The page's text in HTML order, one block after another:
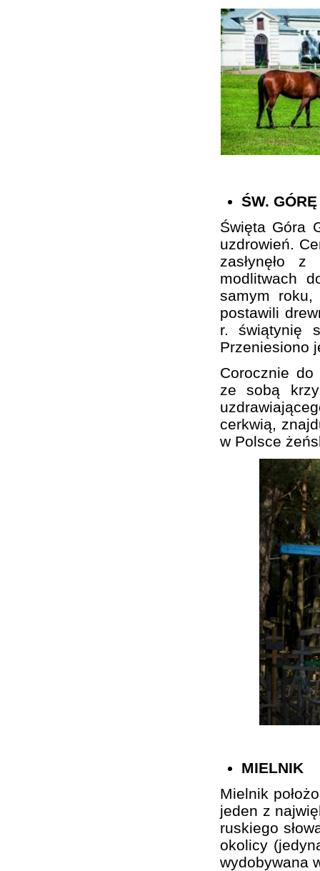
ŚW.
Święta Góra
uzdrowień.
zasłynęło
modlitwach
samym roku,
postawili
r. świątynię
Przeniesiono
Corocznie
ze sobą
cerkwią,
w Polsce
MIELNIK
Mielnik
jeden z
ruskiego
okolicy
wydobywana